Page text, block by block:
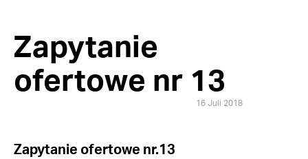
Zapytanie
ofertowe nr 13
16 Juli 2018
Zapytanie ofertowe nr.13